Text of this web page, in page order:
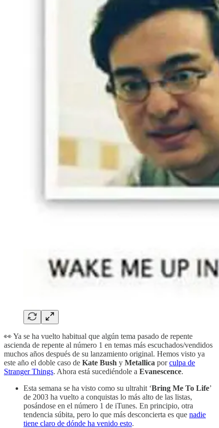
👀 Ya se ha vuelto habitual que algún tema pasado de repente
ascienda de repente al número 1 en temas más escuchados/vendidos
muchos años después de su lanzamiento original. Hemos visto ya
este año el doble caso de Kate Bush y Metallica porculpa de
Stranger Things. Ahora está sucediéndole a Evanescence.
Esta semana se ha visto como su ultrahit ‘Bring Me To Life’
de 2003 ha vuelto a conquistas lo más alto de las listas,
posándose en el número 1 de iTunes. En principio, otra
tendencia súbita, pero lo que más desconcierta es que nadie
tiene claro de dónde ha venido esto.